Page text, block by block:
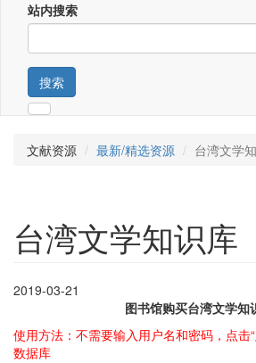
站内搜索
搜索
文献资源 最新/精选资源 台湾文学
台湾文学知识库
2019-03-21
图书馆购买台湾文学知
使用方法：不需要输入用户名和密码，点击“
数据库